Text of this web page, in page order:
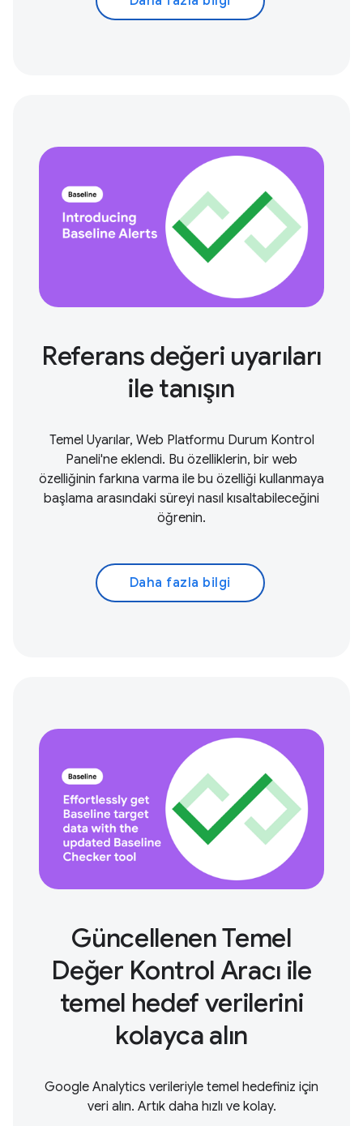
Referans değeri uyarıları
ile tanışın
Temel Uyarılar, Web Platformu Durum Kontrol
Paneli'ne eklendi. Bu özelliklerin, bir web
özelliğinin farkına varma ile bu özelliği kullanmaya
başlama arasındaki süreyi nasıl kısaltabileceğini
öğrenin.
Daha fazla bilgi
Güncellenen Temel
Değer Kontrol Aracı ile
temel hedef verilerini
kolayca alın
Google Analytics verileriyle temel hedefiniz için
veri alın. Artık daha hızlı ve kolay.